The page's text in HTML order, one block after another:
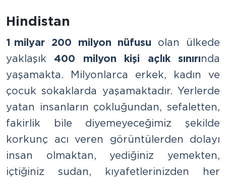
Hindistan
1 milyar 200 milyon nüfusu olan ülkede
yaklaşık400 milyon kişi açlık sınırında
yaşamakta. Milyonlarca erkek, kadın ve
çocuk sokaklarda yaşamaktadır. Yerlerde
yatan insanların çokluğundan, sefaletten,
fakirlik bile diyemeyeceğimiz şekilde
korkunç acı veren görüntülerden dolayı
insan olmaktan, yediğiniz yemekten,
içtiğiniz sudan, kıyafetlerinizden her